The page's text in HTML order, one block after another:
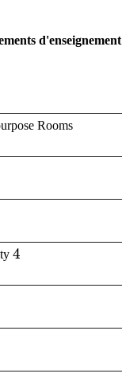
d'enseignement
Rooms
4
4